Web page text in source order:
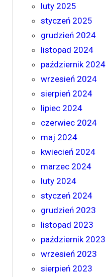
luty 2025
styczeń 2025
grudzień 2024
listopad 2024
październik 2024
wrzesień 2024
sierpień 2024
lipiec 2024
czerwiec 2024
maj 2024
kwiecień 2024
marzec 2024
luty 2024
styczeń 2024
grudzień 2023
listopad 2023
październik 2023
wrzesień 2023
sierpień 2023